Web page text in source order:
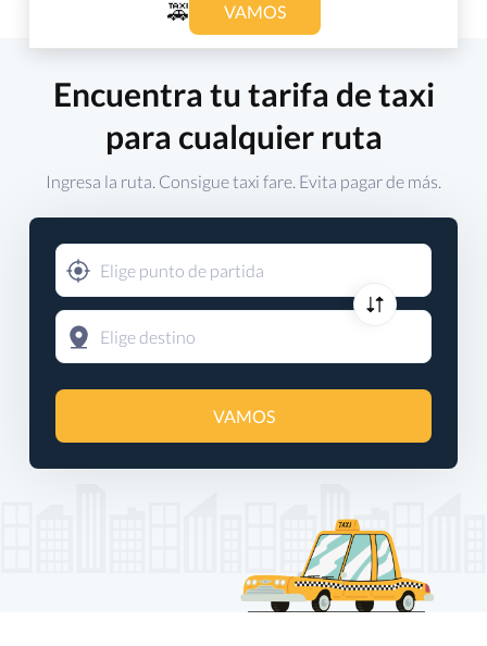
Encuentra tu tarifa de taxi
para cualquier ruta
Ingresa la ruta. Consigue taxi fare. Evita pagar de más.
VAMOS
🚕 VAMOS